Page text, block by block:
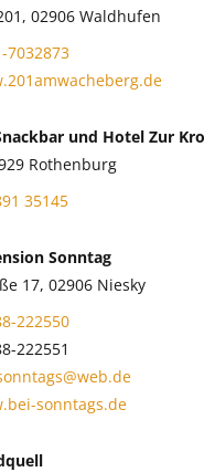
02906 Waldhufen
7032873
und Hotel Zur
Rothenburg
35145
Sonntag
17, 02906 Niesky
222550
222551
sonntags.de